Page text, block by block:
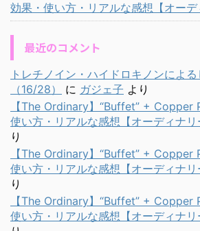
効果・使い方・リアルな感想【オーデ
最近のコメント
トレチノイン・ハイドロキノンによ
（16/28）
に ガジェ子 より
【The Ordinary】“Buffet” + Copper
使い方・リアルな感想【オーディナリ
り
【The Ordinary】“Buffet” + Copper
使い方・リアルな感想【オーディナリ
り
【The Ordinary】“Buffet” + Copper
使い方・リアルな感想【オーディナリ